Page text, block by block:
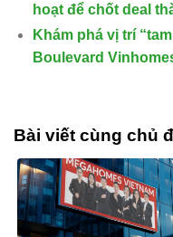
hoạt để chốt deal
Khám phá vị trí
Boulevard
Bài viết cùng chủ